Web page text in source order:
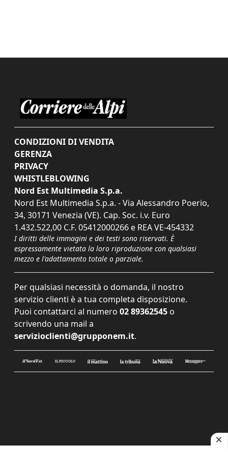
CONDIZIONI DI VENDITA
GERENZA
PRIVACY
WHISTLEBLOWING
Nord Est Multimedia S.p.a.
Nord Est Multimedia S.p.a. - Via Alessandro Poerio,
34, 30171 Venezia (VE). Cap. Soc. i.v. Euro
1.432.522,00 C.F. 05412000266 e REA VE-454332
I diritti delle immagini e dei testi sono riservati. È
espressamente vietata la loro riproduzione con qualsiasi
mezzo e l'adattamento totale o parziale.
Per qualsiasi necessità o domanda, il nostro
servizio clienti è a tua completa disposizione.
Puoi contattarci al numero 02 89362545 o
scrivendo una mail a
servizioclienti@grupponem.it.